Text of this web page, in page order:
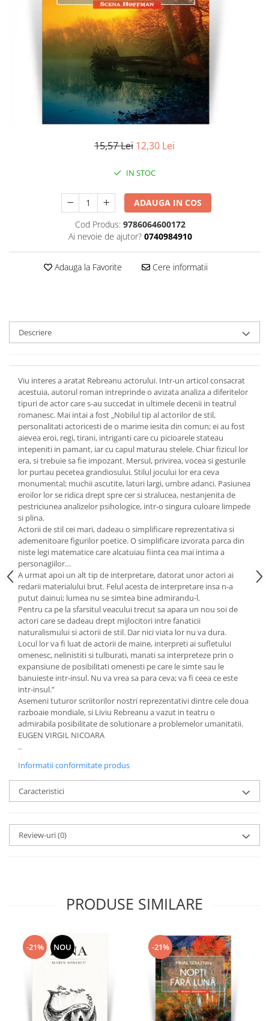
Contemporana
Universala
Universala
Publicistica / Reportaje / Interviuri
Sociologie si filozofie
15,57 Lei 12,30 Lei
IN STOC
ADAUGA IN COS
Cod Produs: 9786064600172
Ai nevoie de ajutor? 0740984910
Adauga la Favorite Cere informatii
Descriere
Viu interes a aratat Rebreanu actorului. Intr-un articol consacrat
acestuia, autorul roman intreprinde o avizata analiza a diferitelor
tipuri de actor care s-au succedat in ultimele decenii in teatrul
romanesc. Mai intai a fost „Nobilul tip al actorilor de stil,
personalitati actoricesti de o marime iesita din comun; ei au fost
aievea eroi, regi, tirani, intriganti care cu picioarele stateau
intepeniti in pamant, iar cu capul maturau stelele. Chiar fizicul lor
era, si trebuie sa fie impozant. Mersul, privirea, vocea si gesturile
lor purtau pecetea grandiosului. Stilul jocului lor era ceva
monumental; muchii ascutite, laturi largi, umbre adanci. Pasiunea
eroilor lor se ridica drept spre cer si stralucea, nestanjenita de
pestriciunea analizelor psihologice, intr-o singura culoare limpede
si plina.
Actorii de stil cei mari, dadeau o simplificare reprezentativa si
ademenitoare figurilor poetice. O simplificare izvorata parca din
niste legi matematice care alcatuiau fiinta cea mai intima a
personagiilor…
A urmat apoi un alt tip de interpretare, datorat unor actori ai
redarii materialului brut. Felul acesta de interpretare insa n-a
putut dainui; lumea nu se simtea bine admirandu-l.
Pentru ca pe la sfarsitul veacului trecut sa apara un nou soi de
actori care se dadeau drept mijlocitori intre fanaticii
naturalismului si actorii de stil. Dar nici viata lor nu va dura.
Locul lor va fi luat de actorii de maine, interpreti ai sufletului
omenesc, nelinistiti si tulburati, manati sa interpreteze prin o
expansiune de posibilitati omenesti pe care le simte sau le
banuieste intr-insul. Nu va vrea sa para ceva; va fi ceea ce este
intr-insul.”
Asemeni tuturor scriitorilor nostri reprezentativi dintre cele doua
razboaie mondiale, si Liviu Rebreanu a vazut in teatru o
admirabila posibilitate de solutionare a problemelor umanitatii.
EUGEN VIRGIL NICOARA
..
Informatii conformitate produs
Caracteristici
Review-uri(0)
PRODUSE SIMILARE
-21% NOU -21%